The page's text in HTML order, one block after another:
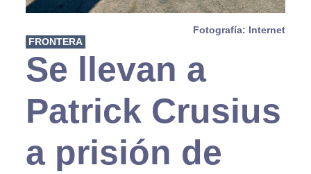
Fotografía: Internet
FRONTERA
Se llevan a
Patrick Crusius
a prisión de